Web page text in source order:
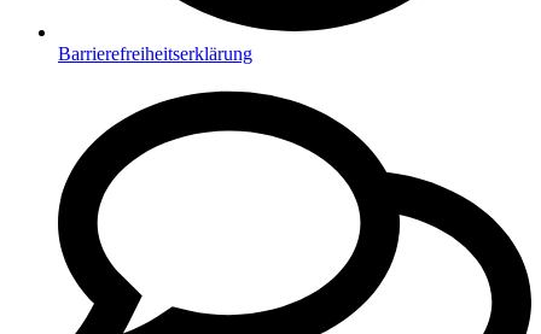
Barrierefreiheitserklärung